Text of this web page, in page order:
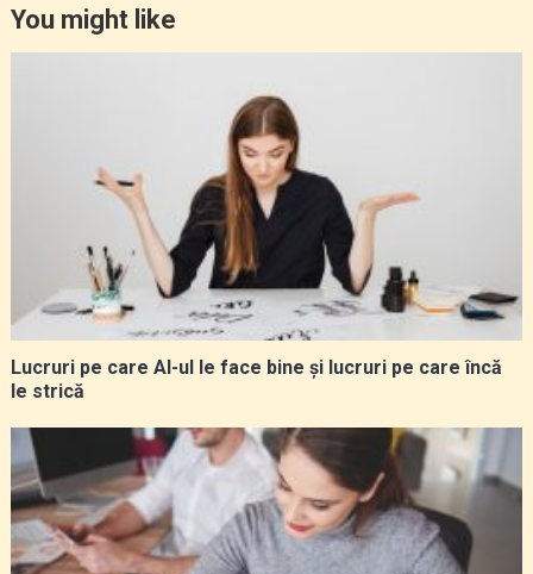
You might like
Lucruri pe care AI-ul le face bine și lucruri pe care încă
le strică